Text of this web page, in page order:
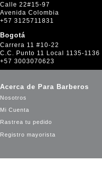
Calle 22#15-97
Avenida Colombia
+57 3125711831
Bogotá
Carrera 11 #10-22
C.C. Punto 11 Local 1135-1136
+57 3003070623
Acerca de Para Barberos
Nosotros
Mi Cuenta
Rastrea tu pedido
Registro mayorista